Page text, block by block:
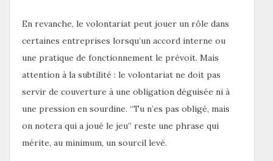
En revanche, le volontariat peut jouer un rôle dans
certaines entreprises lorsqu’un accord interne ou
une pratique de fonctionnement le prévoit. Mais
attention à la subtilité : le volontariat ne doit pas
servir de couverture à une obligation déguisée ni à
une pression en sourdine. “Tu n’es pas obligé, mais
on notera qui a joué le jeu” reste une phrase qui
mérite, au minimum, un sourcil levé.